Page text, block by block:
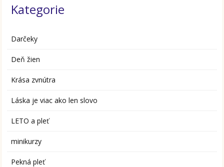
Kategorie
Darčeky
Deň žien
Krása zvnútra
Láska je viac ako len slovo
LETO a pleť
minikurzy
Pekná pleť